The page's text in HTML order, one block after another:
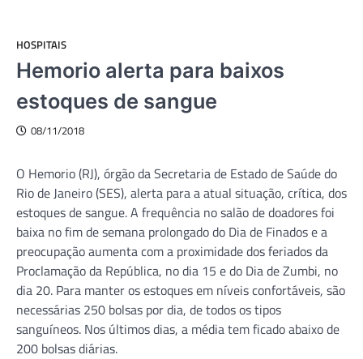
HOSPITAIS
Hemorio alerta para baixos
estoques de sangue
08/11/2018
O Hemorio (RJ), órgão da Secretaria de Estado de Saúde do
Rio de Janeiro (SES), alerta para a atual situação, crítica, dos
estoques de sangue. A frequência no salão de doadores foi
baixa no fim de semana prolongado do Dia de Finados e a
preocupação aumenta com a proximidade dos feriados da
Proclamação da República, no dia 15 e do Dia de Zumbi, no
dia 20. Para manter os estoques em níveis confortáveis, são
necessárias 250 bolsas por dia, de todos os tipos
sanguíneos. Nos últimos dias, a média tem ficado abaixo de
200 bolsas diárias.